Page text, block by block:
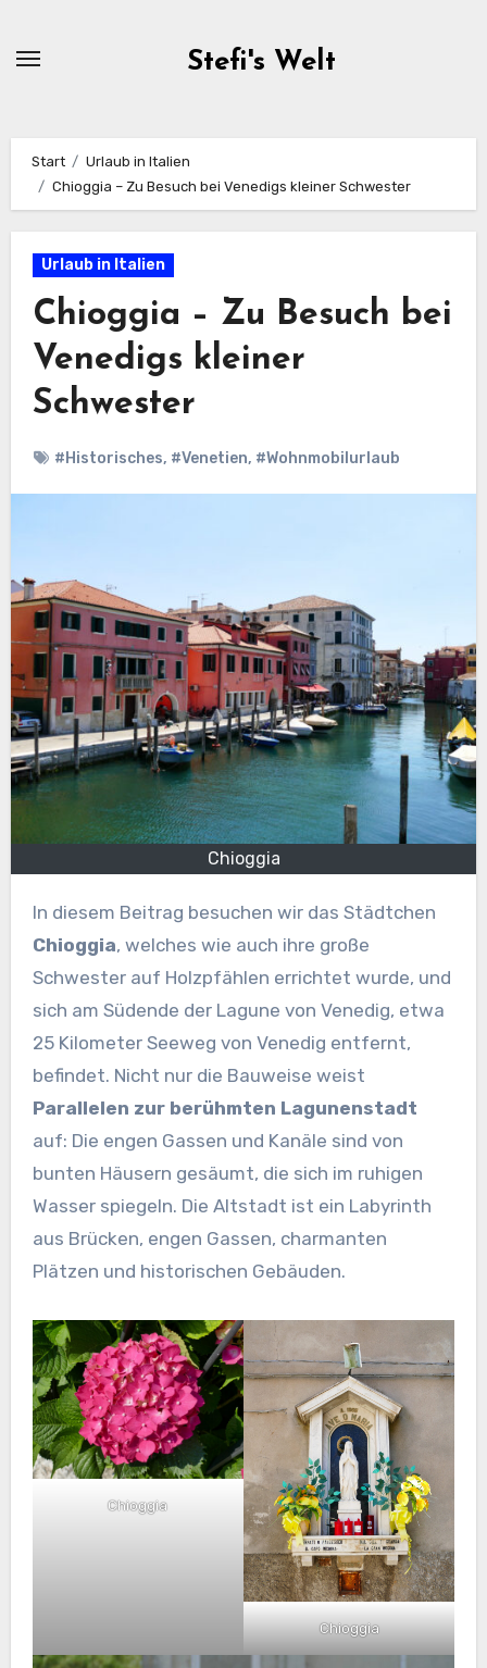
Stefi's Welt
Start
Urlaub in Italien
Chioggia – Zu Besuch bei Venedigs kleiner Schwester
Urlaub in Italien
Chioggia – Zu Besuch bei
Venedigs kleiner
Schwester
#Historisches, #Venetien, #Wohnmobilurlaub
Chioggia
In diesem Beitrag besuchen wir das Städtchen
Chioggia, welches wie auch ihre große
Schwester auf Holzpfählen errichtet wurde, und
sich am Südende der Lagune von Venedig, etwa
25 Kilometer Seeweg von Venedig entfernt,
befindet. Nicht nur die Bauweise weist
Parallelen zur berühmten Lagunenstadt
auf: Die engen Gassen und Kanäle sind von
bunten Häusern gesäumt, die sich im ruhigen
Wasser spiegeln. Die Altstadt ist ein Labyrinth
aus Brücken, engen Gassen, charmanten
Plätzen und historischen Gebäuden.
Chioggia
Chioggia